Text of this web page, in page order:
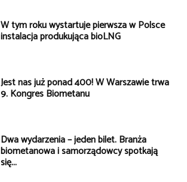
W tym roku wystartuje pierwsza w Polsce
instalacja produkująca bioLNG
Jest nas już ponad 400! W Warszawie trwa
9. Kongres Biometanu
Dwa wydarzenia – jeden bilet. Branża
biometanowa i samorządowcy spotkają
się...